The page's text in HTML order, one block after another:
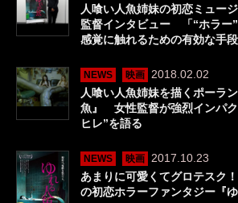
人喰い人魚姉妹の初恋ミュー
監督インタビュー 「“ホラー
感覚に触れるための有効な手段
NEWS 映画
2018.02.02
人喰い人魚姉妹を描くポーラ
魚』 女性監督が強烈インパ
ヒレ”を語る
NEWS 映画
2017.10.23
あまりに可愛くてグロテスク
の初恋ホラーファンタジー『